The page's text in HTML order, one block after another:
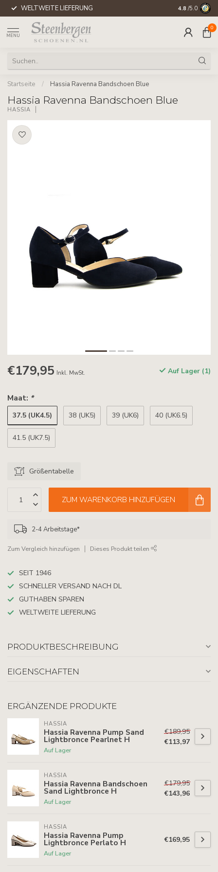
WELTWEITE LIEFERUNG 4.8 /5.0
MENU
0
Startseite / Hassia Ravenna Bandschoen Blue
Hassia Ravenna Bandschoen Blue
HASSIA
€179,95 Inkl. MwSt. Auf Lager (1)
Maat: *
37.5 (UK4.5) 38 (UK5) 39 (UK6) 40 (UK6.5)
41.5 (UK7.5)
Größentabelle
ZUM WARENKORB HINZUFÜGEN
2-4 Arbeitstage*
Zum Vergleich hinzufügen Dieses Produkt teilen
SEIT 1946
SCHNELLER VERSAND NACH DL
GUTHABEN SPAREN
WELTWEITE LIEFERUNG
PRODUKTBESCHREIBUNG
EIGENSCHAFTEN
ERGÄNZENDE PRODUKTE
HASSIA
Hassia Ravenna Pump Sand
Lightbronce Pearlnet H
Auf Lager
€189,95
€113,97
HASSIA
Hassia Ravenna Bandschoen
Sand Lightbronce H
Auf Lager
€179,95
€143,96
HASSIA
Hassia Ravenna Pump
Lightbronce Perlato H
Auf Lager
€169,95